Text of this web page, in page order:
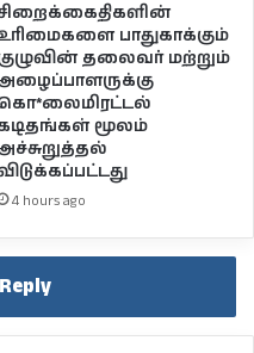
பாதுகாக்கும்
தலைவர் மற்றும்
மூலம்
4 hours ago